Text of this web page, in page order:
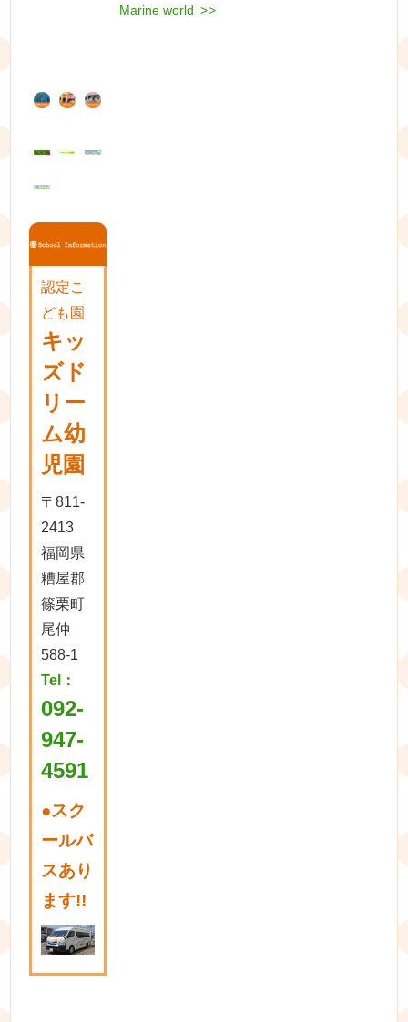
ゲ
ー
ョ
Next
Marine world >>
認定こ
ども園
キッ
ズド
リー
ム幼
児園
〒811-
2413
福岡県
糟屋郡
篠栗町
尾仲
588-1
Tel：
092-
947-
4591
●スク
ールバ
スあり
ます!!